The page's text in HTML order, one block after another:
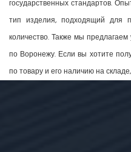
государственных стандартов.
тип изделия, подходящий для
количество. Также мы предлагаем
по Воронежу. Если вы хотите
по товару и его наличию на